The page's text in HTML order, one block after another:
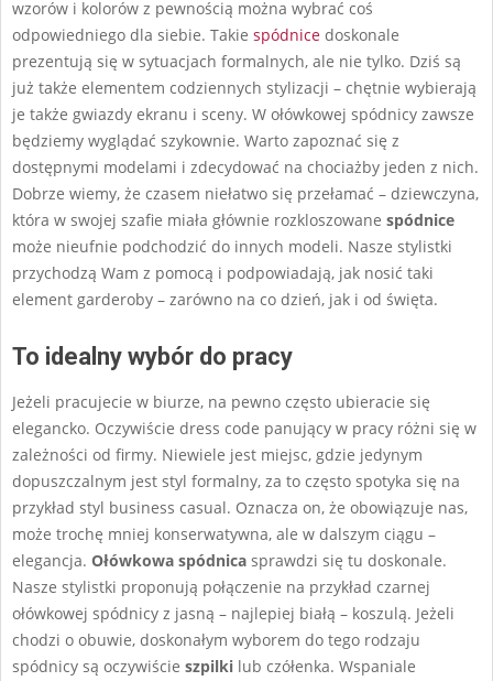
wzorów i kolorów z pewnością można wybrać coś
odpowiedniego dla siebie. Takie spódnice doskonale
prezentują się w sytuacjach formalnych, ale nie tylko. Dziś są
już także elementem codziennych stylizacji – chętnie wybierają
je także gwiazdy ekranu i sceny. W ołówkowej spódnicy zawsze
będziemy wyglądać szykownie. Warto zapoznać się z
dostępnymi modelami i zdecydować na chociażby jeden z nich.
Dobrze wiemy, że czasem niełatwo się przełamać – dziewczyna,
która w swojej szafie miała głównie rozkloszowane spódnice
może nieufnie podchodzić do innych modeli. Nasze stylistki
przychodzą Wam z pomocą i podpowiadają, jak nosić taki
element garderoby – zarówno na co dzień, jak i od święta.
To idealny wybór do pracy
Jeżeli pracujecie w biurze, na pewno często ubieracie się
elegancko. Oczywiście dress code panujący w pracy różni się w
zależności od firmy. Niewiele jest miejsc, gdzie jedynym
dopuszczalnym jest styl formalny, za to często spotyka się na
przykład styl business casual. Oznacza on, że obowiązuje nas,
może trochę mniej konserwatywna, ale w dalszym ciągu –
elegancja. Ołówkowa spódnica sprawdzi się tu doskonale.
Nasze stylistki proponują połączenie na przykład czarnej
ołówkowej spódnicy z jasną – najlepiej białą – koszulą. Jeżeli
chodzi o obuwie, doskonałym wyborem do tego rodzaju
spódnicy są oczywiście szpilki lub czółenka. Wspaniale